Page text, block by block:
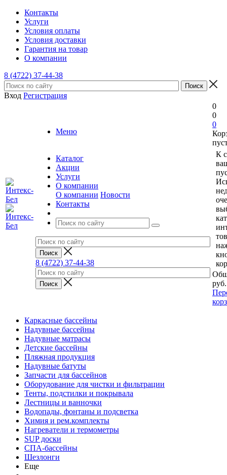
Контакты
Услуги
Условия оплаты
Условия доставки
Гарантия на товар
О компании
8 (4722) 37-44-38
Вход Регистрация
Меню
Каталог
Акции
Услуги
О компании
О компании Новости
Контакты
8 (4722) 37-44-38
0
0
0
К
руб.
Каркасные бассейны
Надувные бассейны
Надувные матрасы
Детские бассейны
Пляжная продукция
Надувные батуты
Запчасти для бассейнов
Оборудование для чистки и фильтрации
Тенты, подстилки и покрывала
Лестницы и ванночки
Водопады, фонтаны и подсветка
Химия и рем.комплекты
Нагреватели и термометры
SUP доски
СПА-бассейны
Шезлонги
Еще